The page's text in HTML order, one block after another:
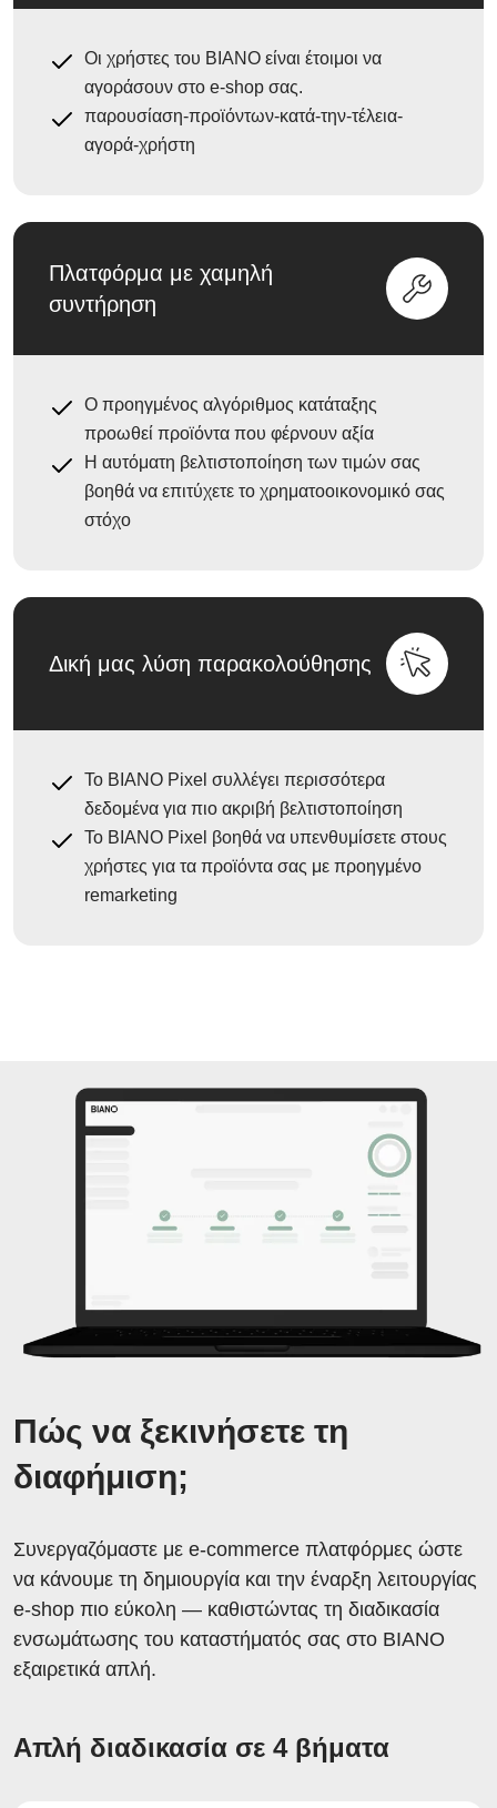
Οι χρήστες του BIANO είναι έτοιμοι να
αγοράσουν στο e-shop σας.
παρουσίαση-προϊόντων-κατά-την-τέλεια-
αγορά-χρήστη
Πλατφόρμα με χαμηλή
συντήρηση
Ο προηγμένος αλγόριθμος κατάταξης
προωθεί προϊόντα που φέρνουν αξία
Η αυτόματη βελτιστοποίηση των τιμών σας
βοηθά να επιτύχετε το χρηματοοικονομικό σας
στόχο
Δική μας λύση παρακολούθησης
Το BIANO Pixel συλλέγει περισσότερα
δεδομένα για πιο ακριβή βελτιστοποίηση
Το BIANO Pixel βοηθά να υπενθυμίσετε στους
χρήστες για τα προϊόντα σας με προηγμένο
remarketing
Πώς να ξεκινήσετε τη
διαφήμιση;
Συνεργαζόμαστε με e-commerce πλατφόρμες ώστε
να κάνουμε τη δημιουργία και την έναρξη λειτουργίας
e-shop πιο εύκολη — καθιστώντας τη διαδικασία
ενσωμάτωσης του καταστήματός σας στο BIANO
εξαιρετικά απλή.
Απλή διαδικασία σε 4 βήματα